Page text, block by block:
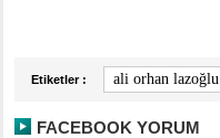
Etiketler : ali orhan lazoğlu
FACEBOOK YORUM